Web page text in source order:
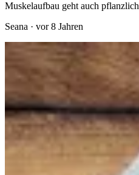
Muskelaufbau geht auch pflanzlich
Seana · vor 8 Jahren